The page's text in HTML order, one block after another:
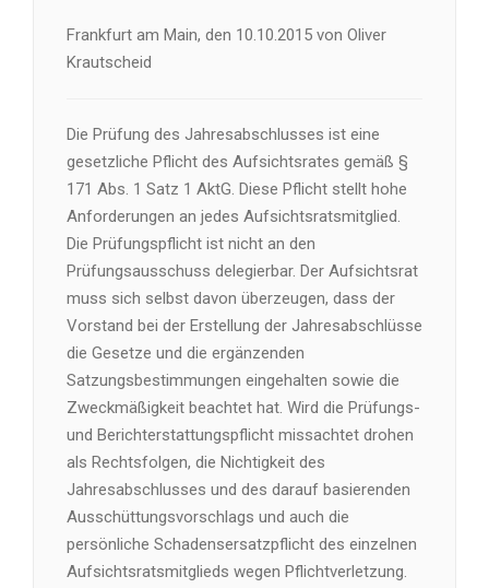
Frankfurt am Main, den 10.10.2015 von Oliver
Krautscheid
Die Prüfung des Jahresabschlusses ist eine
gesetzliche Pflicht des Aufsichtsrates gemäß §
171 Abs. 1 Satz 1 AktG. Diese Pflicht stellt hohe
Anforderungen an jedes Aufsichtsratsmitglied.
Die Prüfungspflicht ist nicht an den
Prüfungsausschuss delegierbar. Der Aufsichtsrat
muss sich selbst davon überzeugen, dass der
Vorstand bei der Erstellung der Jahresabschlüsse
die Gesetze und die ergänzenden
Satzungsbestimmungen eingehalten sowie die
Zweckmäßigkeit beachtet hat. Wird die Prüfungs-
und Berichterstattungspflicht missachtet drohen
als Rechtsfolgen, die Nichtigkeit des
Jahresabschlusses und des darauf basierenden
Ausschüttungsvorschlags und auch die
persönliche Schadensersatzpflicht des einzelnen
Aufsichtsratsmitglieds wegen Pflichtverletzung.